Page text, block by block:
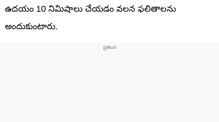
ఉదయం 10 నిమిషాలు చేయడం వలన ఫలితాలను
అందుకుంటారు.